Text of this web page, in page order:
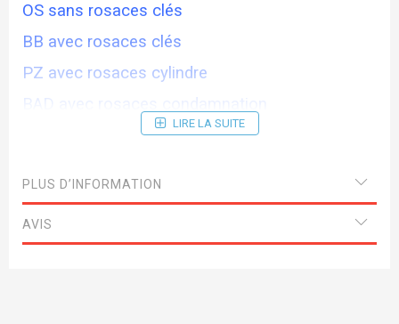
OS sans rosaces clés
BB avec rosaces clés
PZ avec rosaces cylindre
BAD avec rosaces condamnation
LIRE LA SUITE
PLUS D’INFORMATION
AVIS